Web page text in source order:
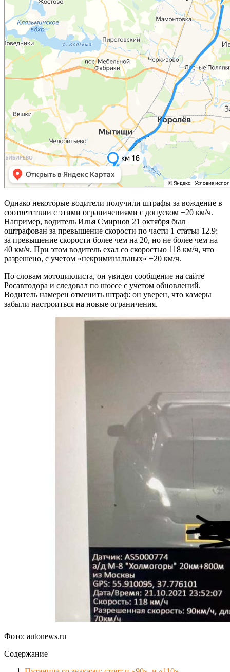
Однако некоторые водители получили штрафы за вождение в
соответствии с этими ограничениями с допуском +20 км/ч.
Например, водитель Илья Смирнов 21 октября был
оштрафован за превышение скорости по части 1 статьи 12.9:
за превышение скорости более чем на 20, но не более чем на
40 км/ч. При этом водитель ехал со скоростью 118 км/ч, что
разрешено, с учетом «некриминальных» +20 км/ч.
По словам мотоциклиста, он увидел сообщение на сайте
Росавтодора и следовал по шоссе с учетом обновлений.
Водитель намерен отменить штраф: он уверен, что камеры
забыли настроиться на новые ограничения.
Фото: autonews.ru
Содержание